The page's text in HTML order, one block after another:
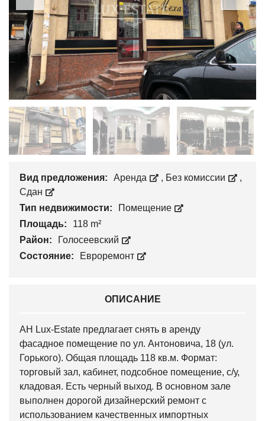
Вид предложения: Аренда , Без комиссии
,
Сдан
Тип недвижимости:
Помещение
Площадь:
118 m²
Район:
Голосеевский
Состояние:
Евроремонт
ОПИСАНИЕ
АН Lux-Estate предлагает снять в аренду
фасадное помещение по ул. Антоновича, 18 (ул.
Горького). Общая площадь 118 кв.м. Формат:
торговый зал, кабинет, подсобное помещение, с/у,
кладовая. Есть черный выход. В основном зале
выполнен дорогой дизайнерский ремонт с
использованием качественных импортных